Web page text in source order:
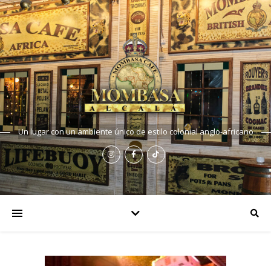
Un lugar con un ambiente único de estilo colonial anglo-africano